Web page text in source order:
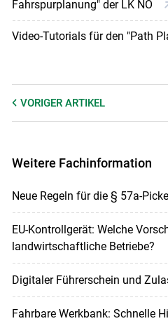
Fahrspurplanung" der LK NÖ
Video-Tutorials für den "Path
VORIGER ARTIKEL
Weitere Fachinformation
Neue Regeln für die § 57a-
EU-Kontrollgerät: Welche
landwirtschaftliche Betriebe?
Digitaler Führerschein und
Fahrbare Werkbank: Schnelle